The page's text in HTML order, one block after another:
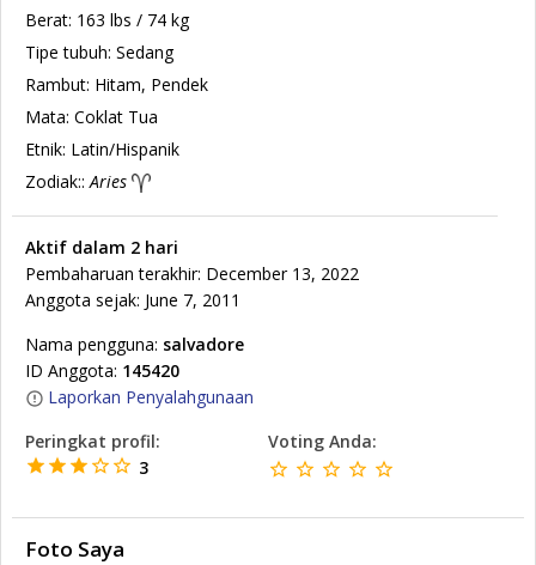
Berat: 163 lbs / 74 kg
Tipe tubuh: Sedang
Rambut: Hitam, Pendek
Mata: Coklat Tua
Etnik: Latin/Hispanik
Zodiak:: Aries
Aktif dalam 2 hari
Pembaharuan terakhir: December 13, 2022
Anggota sejak: June 7, 2011
Nama pengguna: salvadore
ID Anggota: 145420
Laporkan Penyalahgunaan
Peringkat profil:
3
Voting Anda:
Foto Saya